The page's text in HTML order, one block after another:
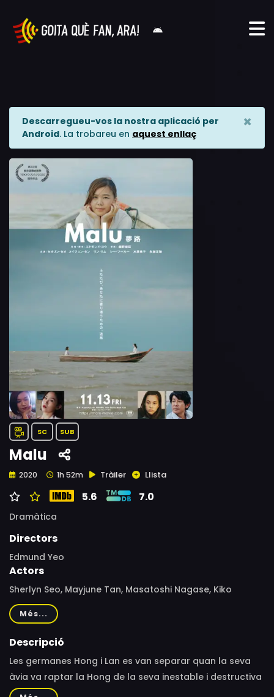
Descarregueu-vos la nostra aplicació per
Android. La trobareu en aquest enllaç
×
SC SUB
Malu
2020 1h 52m Tràiler Llista
5.6 7.0
Dramàtica
Directors
Edmund Yeo
Actors
Sherlyn Seo, Mayjune Tan, Masatoshi Nagase, Kiko
Mizuhara, Debbie Loo
Més...
Descripció
Les germanes Hong i Lan es van separar quan la seva
àvia va raptar la Hong de la seva inestable i destructiva
mare. Les dècades passen i, un dia, les germanes es